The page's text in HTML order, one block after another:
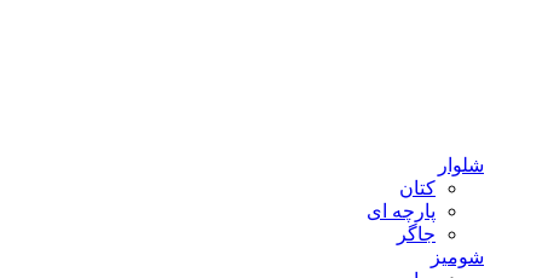
شلوار
کتان
پارچه ای
جاگر
شومیز